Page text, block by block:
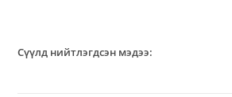
Сүүлд нийтлэгдсэн мэдээ: